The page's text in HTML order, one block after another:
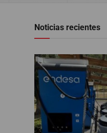
Noticias recientes